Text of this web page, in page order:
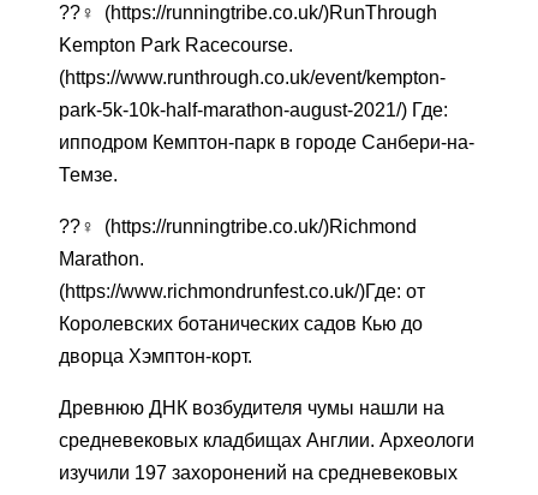
??‍♀️ (https://runningtribe.co.uk/)RunThrough
Kempton Park Racecourse.
(https://www.runthrough.co.uk/event/kempton-
park-5k-10k-half-marathon-august-2021/) Где:
ипподром Кемптон-парк в городе Санбери-на-
Темзе.
??‍♀️ (https://runningtribe.co.uk/)Richmond
Marathon.
(https://www.richmondrunfest.co.uk/)Где: от
Королевских ботанических садов Кью до
дворца Хэмптон-корт.
Древнюю ДНК возбудителя чумы нашли на
средневековых кладбищах Англии. Археологи
изучили 197 захоронений на средневековых